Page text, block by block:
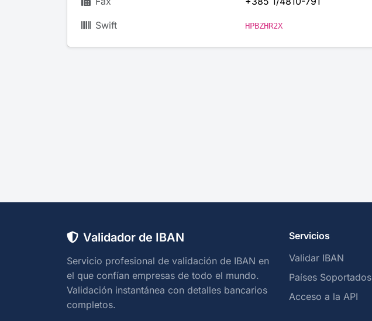
Swift HPBZHR2X
Validador de IBAN
Servicio profesional de validación de IBAN en
el que confían empresas de todo el mundo.
Validación instantánea con detalles bancarios
completos.
Servicios
Validar IBAN
Países Soportados
Acceso a la API